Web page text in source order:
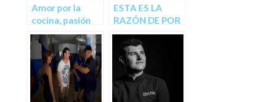
Amor por la
cocina, pasión
por el trabajo o
algo parecido.
ESTA ES LA
RAZÓN DE POR
QUÉ YA NO
TRABAJO EN
UN
RESTAURANTE